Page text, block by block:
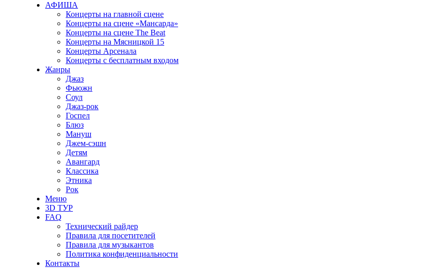
АФИША
Концерты на главной сцене
Концерты на сцене «Мансарда»
Концерты на сцене The Beat
Концерты на Мясницкой 15
Концерты Арсенала
Концерты с бесплатным входом
Жанры
Джаз
Фьюжн
Соул
Джаз-рок
Госпел
Блюз
Мануш
Джем-сэшн
Детям
Авангард
Классика
Этника
Рок
Меню
3D ТУР
FAQ
Технический райдер
Правила для посетителей
Правила для музыкантов
Политика конфиденциальности
Контакты